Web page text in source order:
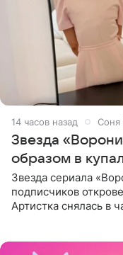
14 часов назад Соня
Звезда
образом в
Звезда сериала
подписчиков
Артистка снялась в